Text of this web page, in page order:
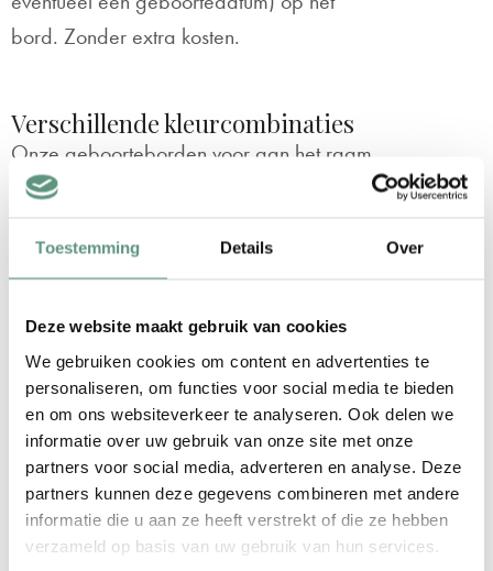
Toestemming Details Over
Deze website maakt gebruik van cookies
We gebruiken cookies om content en advertenties te
personaliseren, om functies voor social media te bieden
en om ons websiteverkeer te analyseren. Ook delen we
informatie over uw gebruik van onze site met onze
partners voor social media, adverteren en analyse. Deze
partners kunnen deze gegevens combineren met andere
informatie die u aan ze heeft verstrekt of die ze hebben
verzameld op basis van uw gebruik van hun services.
bord. Zonder extra kosten.
Verschillende kleurcombinaties
Onze geboorteborden voor aan het raam
zijn 100cm breed (2 vlakken van 50cm) en
op praktisch elk raam bevestigd kan
‘Zeilbootje op het water’ kiezen uit 3 leuke
kleuren / kleurcombinaties:
Groen
Zalmroze
Donkerblauw